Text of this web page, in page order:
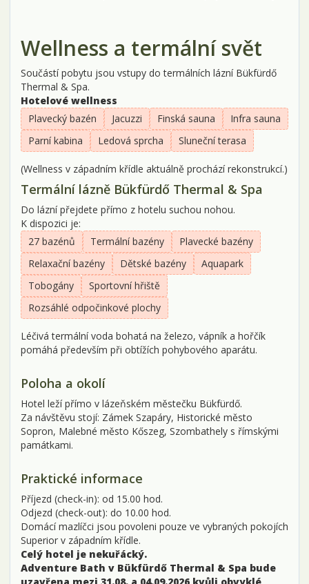
Wellness a termální svět
Součástí pobytu jsou vstupy do termálních lázní Bükfürdő
Thermal & Spa.
Hotelové wellness
Plavecký bazén
Jacuzzi Finská sauna
Infra sauna
Parní kabina
Ledová sprcha Sluneční terasa
(Wellness v západním křídle aktuálně prochází rekonstrukcí.)
Termální lázně Bükfürdő Thermal & Spa
Do lázní přejdete přímo z hotelu suchou nohou.
K dispozici je:
27 bazénů
Termální bazény
Plavecké bazény
Relaxační bazény
Dětské bazény
Aquapark
Tobogány
Sportovní hřiště
Rozsáhlé odpočinkové plochy
Léčivá termální voda bohatá na železo, vápník a hořčík
pomáhá především při obtížích pohybového aparátu.
Poloha a okolí
Hotel leží přímo v lázeňském městečku Bükfürdő.
Za návštěvu stojí: Zámek Szapáry, Historické město
Sopron, Malebné město Kőszeg, Szombathely s římskými
památkami.
Praktické informace
Příjezd (check-in): od 15.00 hod.
Odjezd (check-out): do 10.00 hod.
Domácí mazlíčci jsou povoleni pouze ve vybraných pokojích
Superior v západním křídle.
Celý hotel je nekuřácký.
Adventure Bath v Bükfürdő Thermal & Spa bude
uzavřena mezi 31.08. a 04.09.2026 kvůli obvyklé